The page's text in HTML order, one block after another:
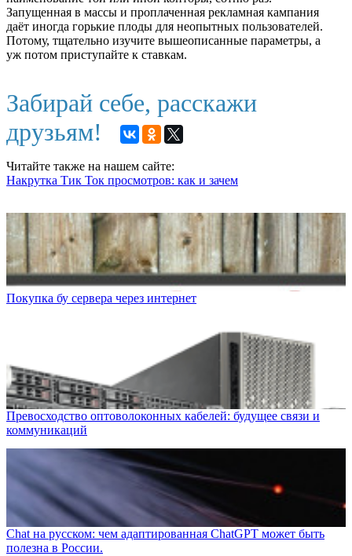
Запущенная в массы и проплаченная рекламная кампания
даёт иногда горькие плоды для неопытных пользователей.
Потому, тщательно изучите вышеописанные параметры, а
уж потом приступайте к ставкам.
Забирай себе, расскажи
друзьям!
Читайте также на нашем сайте:
Накрутка Тик Ток просмотров: как и зачем
Покупка бу сервера через интернет
Превосходство оптоволоконных кабелей: будущее связи и
коммуникаций
Chat на русском: чем адаптированная ChatGPT может быть
полезна в России.